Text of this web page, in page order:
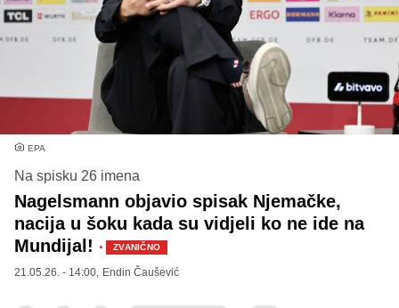
EPA
Na spisku 26 imena
Nagelsmann objavio spisak Njemačke,
nacija u šoku kada su vidjeli ko ne ide na
Mundijal! · ZVANIČNO
21.05.26. - 14:00, Endin Čaušević